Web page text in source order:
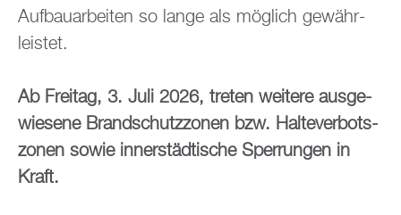
Auf­bau­ar­bei­ten so lange als mög­lich ge­währ­
leis­tet.
Ab Frei­tag, 3. Juli 2026, tre­ten wei­te­re aus­ge­
wie­se­ne Brand­schutz­zo­nen bzw. Hal­te­ver­bots­
zo­nen sowie in­ner­städ­ti­sche Sper­run­gen in
Kraft.